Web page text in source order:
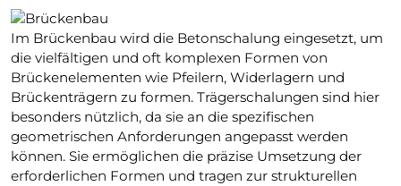
Im Brückenbau wird die Betonschalung eingesetzt, um
die vielfältigen und oft komplexen Formen von
Brückenelementen wie Pfeilern, Widerlagern und
Brückenträgern zu formen. Trägerschalungen sind hier
besonders nützlich, da sie an die spezifischen
geometrischen Anforderungen angepasst werden
können. Sie ermöglichen die präzise Umsetzung der
erforderlichen Formen und tragen zur strukturellen